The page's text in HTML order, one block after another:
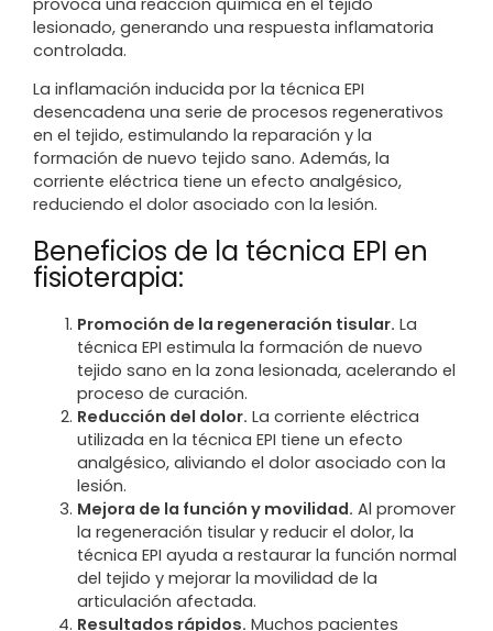
lesionado, generando una respuesta inflamatoria
controlada.
La inflamación inducida por la técnica EPI
desencadena una serie de procesos regenerativos
en el tejido, estimulando la reparación y la
formación de nuevo tejido sano. Además, la
corriente eléctrica tiene un efecto analgésico,
reduciendo el dolor asociado con la lesión.
Beneficios de la técnica EPI en
fisioterapia:
Promoción de la regeneración tisular. La
técnica EPI estimula la formación de nuevo
tejido sano en la zona lesionada, acelerando el
proceso de curación.
Reducción del dolor. La corriente eléctrica
utilizada en la técnica EPI tiene un efecto
analgésico, aliviando el dolor asociado con la
lesión.
Mejora de la función y movilidad. Al promover
la regeneración tisular y reducir el dolor, la
técnica EPI ayuda a restaurar la función normal
del tejido y mejorar la movilidad de la
articulación afectada.
Resultados rápidos. Muchos pacientes